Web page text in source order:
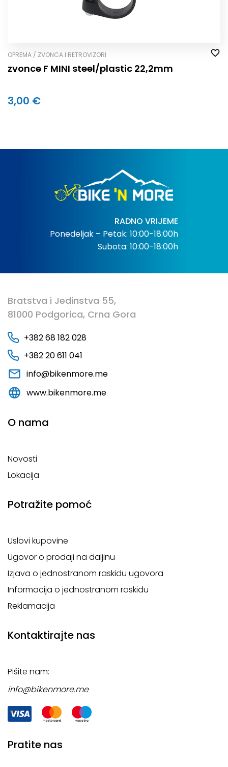
OPREMA / ZVONCA I RETROVIZORI
zvonce F MINI steel/plastic 22,2mm
3,00 €
RADNO VRIJEME
Ponedeljak – Petak: 10:00-18:00h
Subota: 10:00-18:00h
Bratstva i Jedinstva 55,
81000 Podgorica, Crna Gora
+382 68 182 028
+382 20 611 041
info@bikenmore.me
www.bikenmore.me
O nama
Novosti
Lokacija
Potražite pomoć
Uslovi kupovine
Ugovor o prodaji na daljinu
Izjava o jednostranom raskidu ugovora
Informacija o jednostranom raskidu
Reklamacija
Kontaktirajte nas
Pišite nam:
info@bikenmore.me
Pratite nas